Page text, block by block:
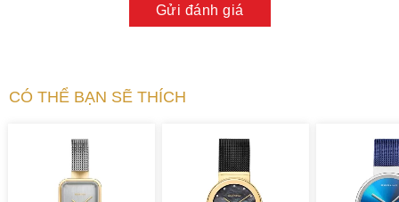
Gửi đánh giá
CÓ THỂ BẠN SẼ THÍCH